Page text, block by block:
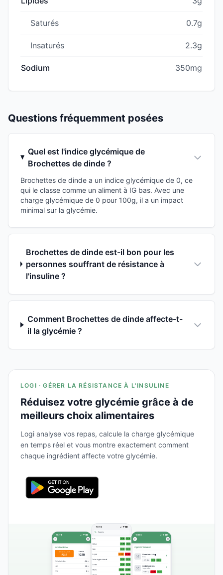
Saturés 0.7g
Insaturés 2.3g
Sodium 350mg
Questions fréquemment posées
Quel est l'indice glycémique de
Brochettes de dinde ?
Brochettes de dinde a un indice glycémique de 0, ce
qui le classe comme un aliment à IG bas. Avec une
charge glycémique de 0 pour 100g, il a un impact
minimal sur la glycémie.
Brochettes de dinde est-il bon pour les
personnes souffrant de résistance à
l'insuline ?
Comment Brochettes de dinde affecte-t-
il la glycémie ?
LOGI · GÉRER LA RÉSISTANCE À L'INSULINE
Réduisez votre glycémie grâce à de
meilleurs choix alimentaires
Logi analyse vos repas, calcule la charge glycémique
en temps réel et vous montre exactement comment
chaque ingrédient affecte votre glycémie.